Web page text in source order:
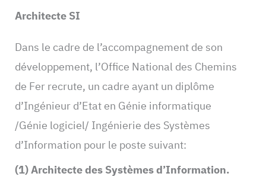
Architecte SI
Dans le cadre de l’accompagnement de son
développement, l’Office National des Chemins
de Fer recrute, un cadre ayant un diplôme
d’Ingénieur d’Etat en Génie informatique
/Génie logiciel/ Ingénierie des Systèmes
d’Information pour le poste suivant:
(1) Architecte des Systèmes d’Information.